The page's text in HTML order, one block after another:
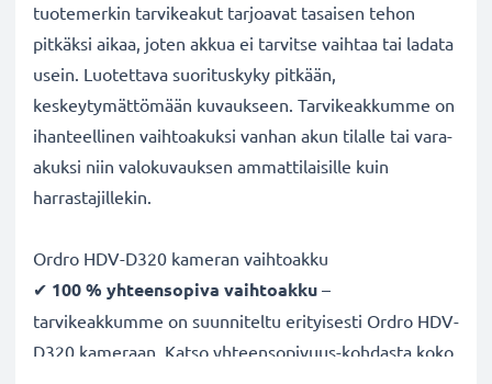
tuotemerkin tarvikeakut tarjoavat tasaisen tehon
pitkäksi aikaa, joten akkua ei tarvitse vaihtaa tai ladata
usein. Luotettava suorituskyky pitkään,
keskeytymättömään kuvaukseen. Tarvikeakkumme on
ihanteellinen vaihtoakuksi vanhan akun tilalle tai vara-
akuksi niin valokuvauksen ammattilaisille kuin
harrastajillekin.
Ordro HDV-D320 kameran vaihtoakku
✔ 100 % yhteensopiva vaihtoakku –
tarvikeakkumme on suunniteltu erityisesti Ordro HDV-
D320 kameraan. Katso yhteensopivuus-kohdasta koko